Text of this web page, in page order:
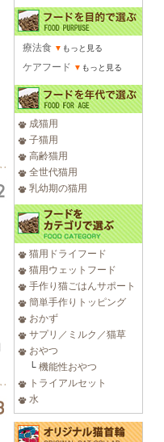
療法食 ▼ もっと見る
ケアフード ▼ もっと見る
成猫用
子猫用
高齢猫用
全世代猫用
乳幼期の猫用
猫用ドライフード
猫用ウェットフード
手作り猫ごはんサポート
簡単手作りトッピング
おかず
サプリ／ミルク／猫草
おやつ
└ 機能性おやつ
トライアルセット
水